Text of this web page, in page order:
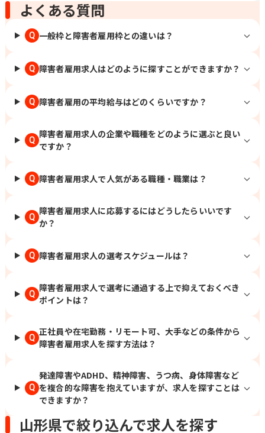
よくある質問
Q 一般枠と障害者雇用枠との違いは？
Q 障害者雇用求人はどのように探すことができますか？
Q 障害者雇用の平均給与はどのくらいですか？
Q
障害者雇用求人の企業や職種をどのように選ぶと良い
ですか？
Q 障害者雇用求人で人気がある職種・職業は？
Q
障害者雇用求人に応募するにはどうしたらいいです
か？
Q 障害者雇用求人の選考スケジュールは？
Q
障害者雇用求人で選考に通過する上で抑えておくべき
ポイントは？
Q
正社員や在宅勤務・リモート可、大手などの条件から
障害者雇用求人を探す方法は？
Q
発達障害やADHD、精神障害、うつ病、身体障害など
を複合的な障害を抱えていますが、求人を探すことは
できますか？
山形県で絞り込んで求人を探す